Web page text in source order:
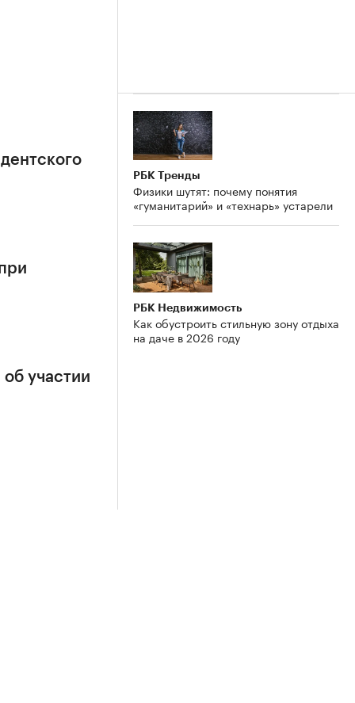
участии
РБК Тренды
Физики шутят: почему понятия
«гуманитарий» и «технарь» устарели
РБК Недвижимость
Как обустроить стильную зону отдыха
на даче в 2026 году